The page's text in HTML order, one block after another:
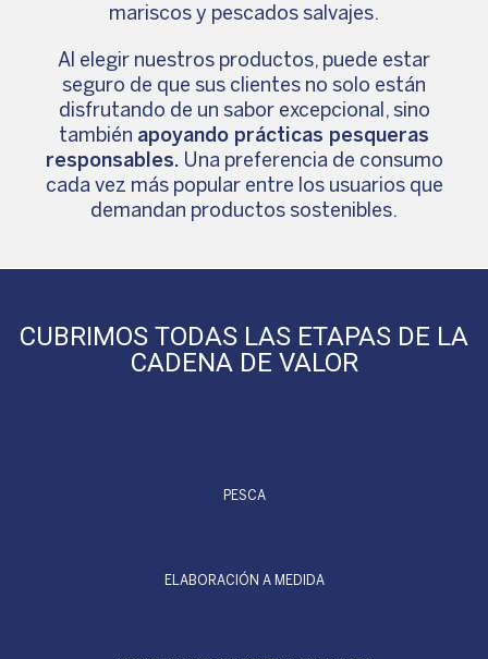
mariscos y pescados salvajes.
Al elegir nuestros productos, puede estar
seguro de que sus clientes no solo están
disfrutando de un sabor excepcional, sino
también apoyando prácticas pesqueras
responsables.Una preferencia de consumo
cada vez más popular entre los usuarios que
demandan productos sostenibles.
CUBRIMOS TODAS LAS ETAPAS DE LA
CADENA DE VALOR
PESCA
ELABORACIÓN A MEDIDA